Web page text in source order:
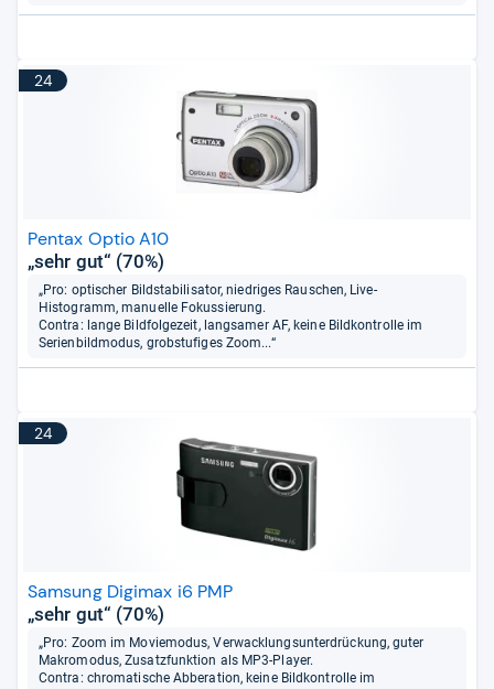
24
Pentax Optio A10
„sehr gut“ (70%)
„Pro: optischer Bildstabilisator, niedriges Rauschen, Live-
Histogramm, manuelle Fokussierung.
Contra: lange Bildfolgezeit, langsamer AF, keine Bildkontrolle im
Serienbildmodus, grobstufiges Zoom...“
24
Samsung Digimax i6 PMP
„sehr gut“ (70%)
„Pro: Zoom im Moviemodus, Verwacklungsunterdrückung, guter
Makromodus, Zusatzfunktion als MP3-Player.
Contra: chromatische Abberation, keine Bildkontrolle im